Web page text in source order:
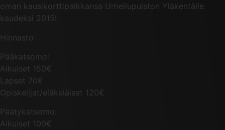
oman kausikorttipaikkansa Urheilupuiston Yläkentälle
kaudeksi 2015!
Hinnasto:
Pääkatsomo:
Aikuiset 150€
Lapset 70€
Opiskelijat/eläkeläiset 120€
Päätykatsomo:
Aikuiset 100€